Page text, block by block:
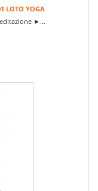
LOTO YOGA
►...